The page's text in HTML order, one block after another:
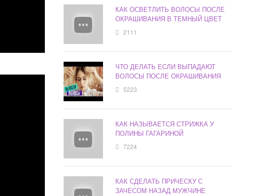
КАК ОСВЕТЛИТЬ ВОЛОСЫ ПОСЛЕ
ОКРАШИВАНИЯ В ТЕМНЫЙ ЦВЕТ
2111
ЧТО ДЕЛАТЬ ЕСЛИ ВЫПАДАЮТ
ВОЛОСЫ ПОСЛЕ ОКРАШИВАНИЯ
5223
КАК НАЗЫВАЕТСЯ СТРИЖКА У
ПОЛИНЫ ГАГАРИНОЙ
7224
КАК СДЕЛАТЬ ПРИЧЕСКУ С
ЗАЧЕСОМ НАЗАД МУЖЧИНЕ